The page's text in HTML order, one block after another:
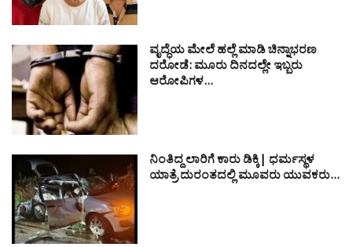
ವೃದ್ಧೆಯ ಮೇಲೆ ಹಲ್ಲೆ ಮಾಡಿ ಚಿನ್ನಾಭರಣ
ದರೋಡೆ: ಮೂರು ದಿನದಲ್ಲೇ ಇಬ್ಬರು
ಆರೋಪಿಗಳ…
ನಿಂತಿದ್ದ ಲಾರಿಗೆ ಕಾರು ಡಿಕ್ಕಿ| ಧರ್ಮಸ್ಥಳ
ಯಾತ್ರೆ ದುರಂತದಲ್ಲಿ ಮೂವರು ಯುವಕರು…